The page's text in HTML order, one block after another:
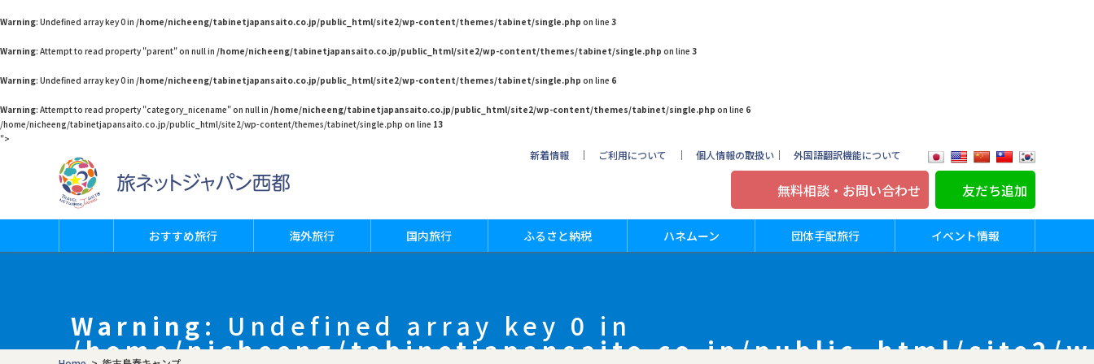
Warning: Undefined array key 0 in /home/nicheeng/tabinetjapansaito.co.jp/public_html/site2/wp-content/themes/tabinet/single.php on line 3
Warning: Attempt to read property "parent" on null in /home/nicheeng/tabinetjapansaito.co.jp/public_html/site2/wp-content/themes/tabinet/single.php on line 3
Warning: Undefined array key 0 in /home/nicheeng/tabinetjapansaito.co.jp/public_html/site2/wp-content/themes/tabinet/single.php on line 6
Warning: Attempt to read property "category_nicename" on null in /home/nicheeng/tabinetjapansaito.co.jp/public_html/site2/wp-content/themes/tabinet/single.php on line 6
/home/nicheeng/tabinetjapansaito.co.jp/public_html/site2/wp-content/themes/tabinet/single.php on line 13
">
新着情報 ｜ ご利用について ｜ 個人情報の取扱い ｜ 外国語翻訳機能について
無料相談・お問い合わせ 友だち追加
おすすめ旅行 海外旅行 国内旅行 ふるさと納税 ハネムーン 団体手配旅行 イベント情報
Warning: Undefined array key 0 in
/home/nicheeng/tabinetjapansaito.co.jp/public_html/site2/